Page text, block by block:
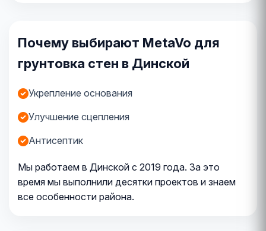
Почему выбирают MetaVo для
грунтовка стен в Динской
Укрепление основания
Улучшение сцепления
Антисептик
Мы работаем в Динской с 2019 года. За это
время мы выполнили десятки проектов и знаем
все особенности района.